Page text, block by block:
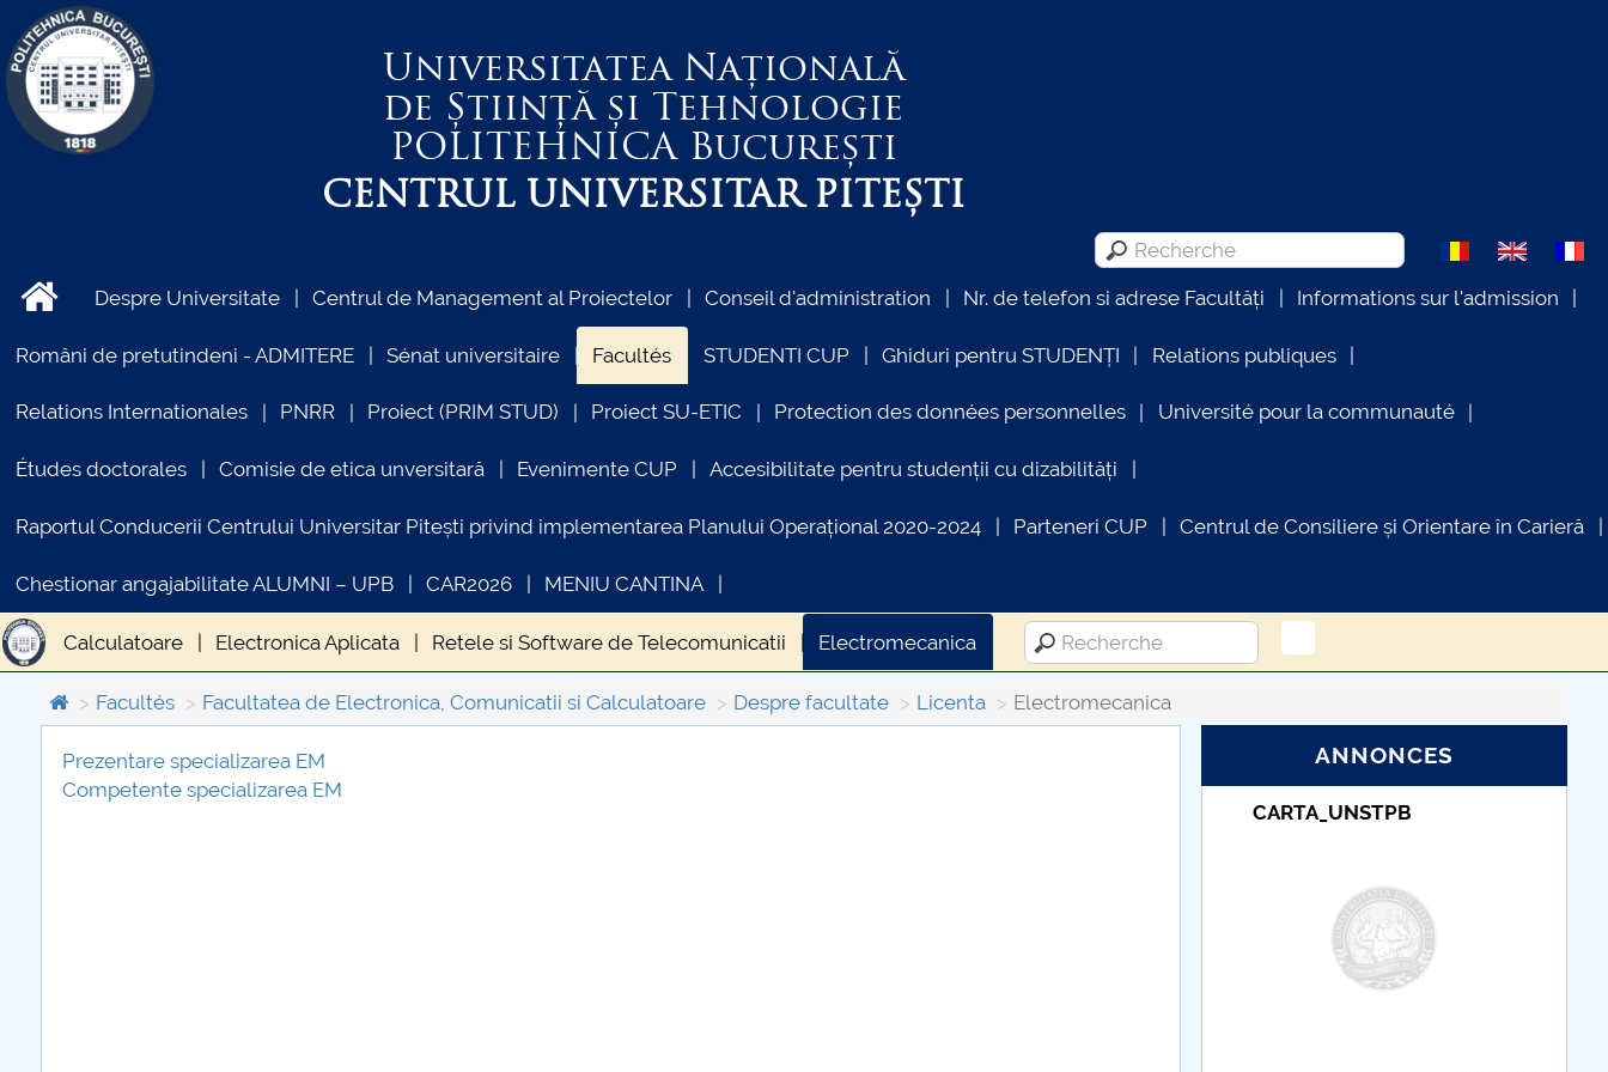
Universitatea Națională
de Știință și Tehnologie
POLITEHNICABucurești
CENTRUL UNIVERSITAR PITEȘTI
Despre Universitate Centrul de Management al Proiectelor Conseil d'administration Nr. de telefon si adrese Facultăți Informations sur l'admission
Români de pretutindeni - ADMITERE Sénat universitaire Facultés STUDENTI CUP Ghiduri pentru STUDENȚI Relations publiques
Relations Internationales PNRR Proiect (PRIM STUD) Proiect SU-ETIC Protection des données personnelles Université pour la communauté
Études doctorales Comisie de etica unversitară Evenimente CUP Accesibilitate pentru studenții cu dizabilități
Raportul Conducerii Centrului Universitar Pitești privind implementarea Planului Operațional 2020-2024 Parteneri CUP Centrul de Consiliere și Orientare în Carieră
Chestionar angajabilitate ALUMNI – UPB CAR2026 MENIU CANTINA
Calculatoare Electronica Aplicata Retele si Software de Telecomunicatii Electromecanica
Facultés Facultatea de Electronica, Comunicatii si Calculatoare Despre facultate Licenta Electromecanica
Prezentare specializarea EM
Competente specializarea EM
ANNONCES
Taxe de școlarizare